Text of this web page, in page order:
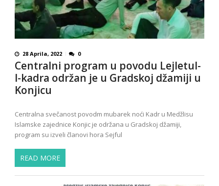
28 Aprila, 2022 0
Centralni program u povodu Lejletul-
l-kadra održan je u Gradskoj džamiji u
Konjicu
Centralna svečanost povodm mubarek noći Kadr u Medžlisu
Islamske zajednice Konjic je održana u Gradskoj džamiji,
program su izveli članovi hora Sejful
READ MORE